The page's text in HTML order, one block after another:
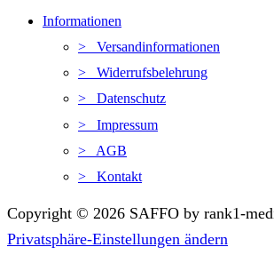
Informationen
> Versandinformationen
> Widerrufsbelehrung
> Datenschutz
> Impressum
> AGB
> Kontakt
Copyright © 2026 SAFFO by rank1-
Privatsphäre-Einstellungen ändern